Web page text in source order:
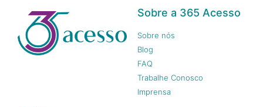
Sobre a 365 Acesso
Sobre nós
Blog
FAQ
Trabalhe Conosco
Imprensa